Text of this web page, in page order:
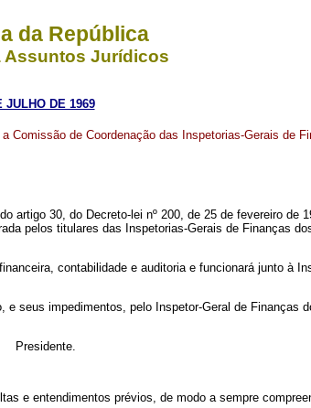
da República
Assuntos Jurídicos
JULHO DE 1969
a Comissão de Coordenação das Inspetorias-Gerais de
30, do Decreto-lei nº 200, de 25 de fevereiro de
pelos titulares das Inspetorias-Gerais de Finanças
contabilidade e auditoria e funcionará junto à
impedimentos, pelo Inspetor-Geral de Finanças
Presidente.
entendimentos prévios, de modo a sempre